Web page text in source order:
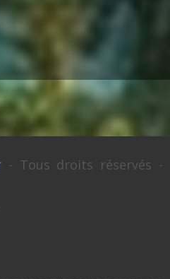
- Tous droits réservés -